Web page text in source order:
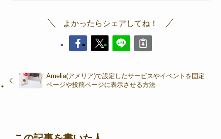
よかったらシェアしてね！
Amelia(アメリア)で設定したサービスやイベントを固定
ページや投稿ページに表示させる方法